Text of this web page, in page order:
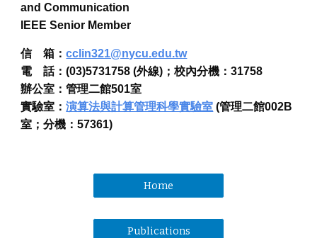
and Communication
IEEE Senior Member
信 箱：cclin321@nycu.edu.tw
電 話：(03)5731758 (外線)；校內分機：31758
辦公室：管理二館501室
實驗室：演算法與計算管理科學實驗室 (管理二館002B
室；分機：57361)
Home
Publications